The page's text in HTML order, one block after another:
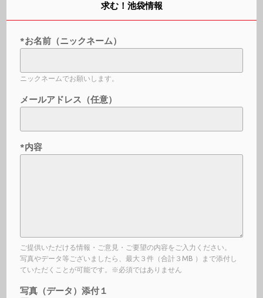
求む！池袋情報
*お名前（ニックネーム）
ニックネームでお願いします。
メールアドレス（任意）
*内容
ご提供いただける情報・ご意見・ご要望の内容をご入力ください。
写真やデータ等ございましたら、最大３件（合計３MB ）まで添付し
ていただくことが可能です。※必須ではありません
写真（データ）添付１